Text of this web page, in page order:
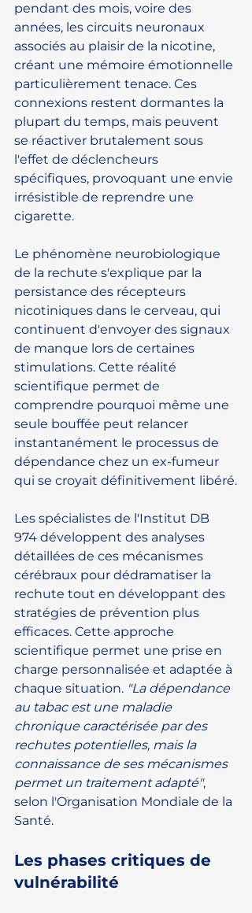
pendant des mois, voire des
années, les circuits neuronaux
associés au plaisir de la nicotine,
créant une mémoire émotionnelle
particulièrement tenace. Ces
connexions restent dormantes la
plupart du temps, mais peuvent
se réactiver brutalement sous
l'effet de déclencheurs
spécifiques, provoquant une envie
irrésistible de reprendre une
cigarette.
Le phénomène neurobiologique
de la rechute s'explique par la
persistance des récepteurs
nicotiniques dans le cerveau, qui
continuent d'envoyer des signaux
de manque lors de certaines
stimulations. Cette réalité
scientifique permet de
comprendre pourquoi même une
seule bouffée peut relancer
instantanément le processus de
dépendance chez un ex-fumeur
qui se croyait définitivement libéré.
Les spécialistes de l'Institut DB
974 développent des analyses
détaillées de ces mécanismes
cérébraux pour dédramatiser la
rechute tout en développant des
stratégies de prévention plus
efficaces. Cette approche
scientifique permet une prise en
charge personnalisée et adaptée à
chaque situation. "La dépendance
au tabac est une maladie
chronique caractérisée par des
rechutes potentielles, mais la
connaissance de ses mécanismes
permet un traitement adapté",
selon l'Organisation Mondiale de la
Santé.
Les phases critiques de
vulnérabilité